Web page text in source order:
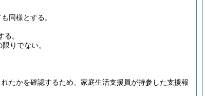
同様とする。
。
りでない。
たかを確認するため、家庭生活支援員が持参した支援報